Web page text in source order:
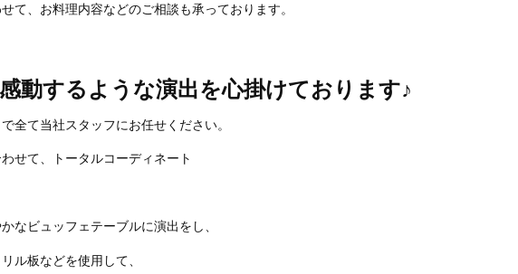
て、お料理内容などのご相談も承っております。
動するような演出を心掛けております♪
全て当社スタッフにお任せください。
せて、トータルコーディネート
なビュッフェテーブルに演出をし、
ル板などを使用して、